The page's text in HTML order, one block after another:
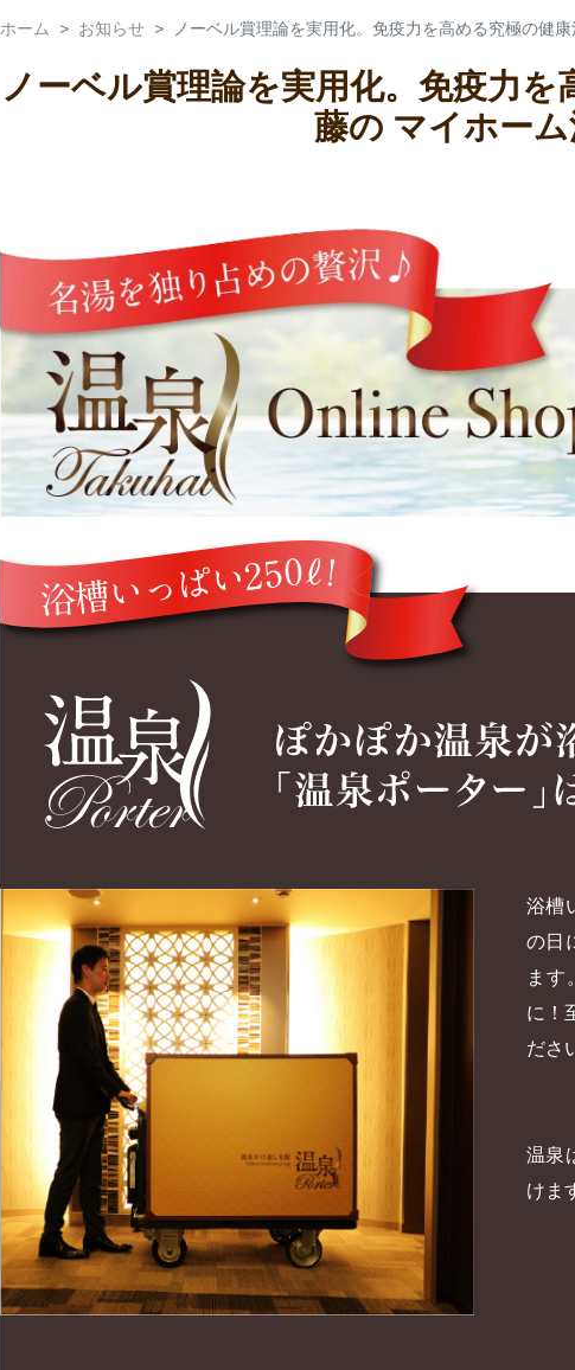
ホーム お知らせ ノーベル賞理論を実用化。免疫力を高める究極の健
ノーベル賞理論を実用化。免疫力
藤の マイホー
浴槽
の日
ます
に！
ださ
温泉
けま